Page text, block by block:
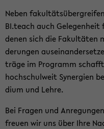
Neben
BI.teach auch
denen sich die Fa­kul­tä­ten
de­run­gen
trä­ge im Pro­gramm
hoch­schul­weit Syn­er­gien
di­um und Lehre.
Bei Fra­gen und
freu­en wir uns über Ihre